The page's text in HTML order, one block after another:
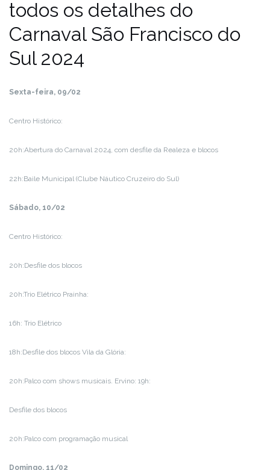
todos os detalhes do
Carnaval São Francisco do
Sul 2024
Sexta-feira, 09/02
Centro Histórico:
20h:Abertura do Carnaval 2024, com desfile da Realeza e blocos
22h:Baile Municipal (Clube Náutico Cruzeiro do Sul)
Sábado, 10/02
Centro Histórico:
20h:Desfile dos blocos
20h:Trio Elétrico Prainha:
16h: Trio Elétrico
18h:Desfile dos blocos Vila da Glória:
20h:Palco com shows musicais. Ervino: 19h:
Desfile dos blocos
20h:Palco com programação musical
Domingo, 11/02